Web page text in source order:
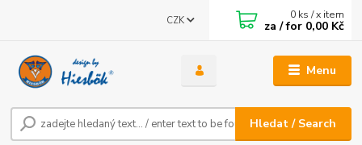
Menu
CZK
Hledat / Search
0 ks / x item
za / for 0,00 Kč